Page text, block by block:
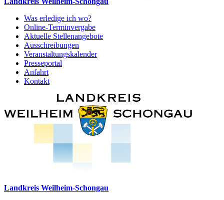
Was erledige ich wo?
Online-Terminvergabe
Aktuelle Stellenangebote
Ausschreibungen
Veranstaltungskalender
Presseportal
Anfahrt
Kontakt
Landkreis Weilheim-Schongau